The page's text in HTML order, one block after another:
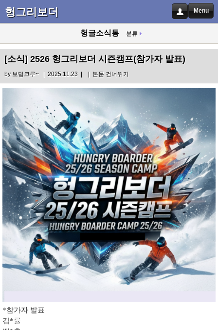
헝그리보더 Menu
헝글소식통 분류
[소식] 2526 헝그리보더 시즌캠프(참가자 발표)
by 보딩크루~| 2025.11.23 | | 본문 건너뛰기
*참가자 발표
김*률